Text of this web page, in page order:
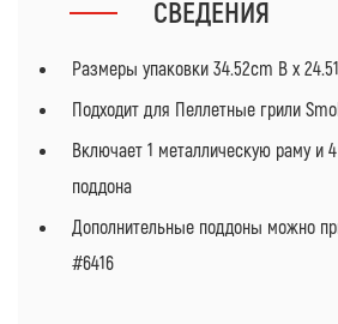
СВЕДЕНИЯ
Размеры упаковки 34.52cm В x
Подходит для Пеллетные грили
Включает 1 металлическую раму и
поддона
Дополнительные поддоны можно
#6416